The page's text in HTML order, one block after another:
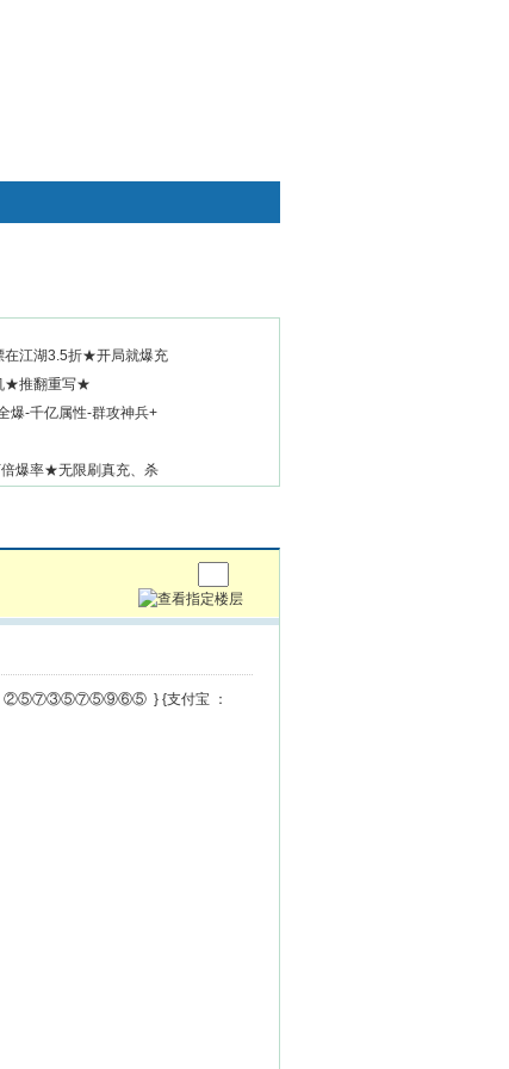
在江湖3.5折★开局就爆充
★推翻重写★
爆-千亿属性-群攻神兵+
倍爆率★无限刷真充、杀
：②⑤⑦③⑤⑦⑤⑨⑥⑤ } {支付宝 ：